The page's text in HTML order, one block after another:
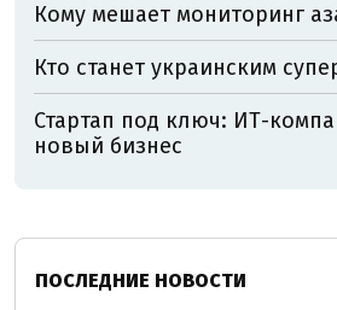
Кому мешает мониторинг
Кто станет украинским
Стартап под ключ: ИТ-
новый бизнес
ПОСЛЕДНИЕ НОВОСТИ